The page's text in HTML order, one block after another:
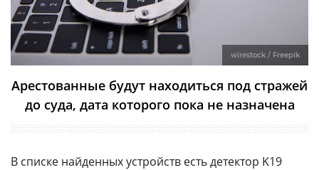
wirestock / Freepik
Арестованные будут находиться под стражей
до суда, дата которого пока не назначена
В списке найденных устройств есть детектор K19